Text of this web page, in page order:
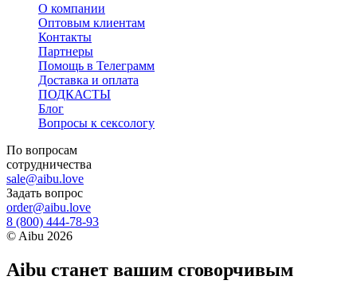
О компании
Оптовым клиентам
Контакты
Партнеры
Помощь в Телеграмм
Доставка и оплата
ПОДКАСТЫ
Блог
Вопросы к сексологу
По вопросам
сотрудничества
sale@aibu.love
Задать вопрос
order@aibu.love
8 (800) 444-78-93
© Aibu 2026
Aibu станет вашим сговорчивым